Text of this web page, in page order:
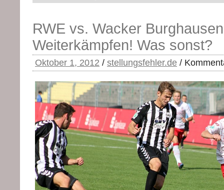
RWE vs. Wacker
Weiterkämpfen! Was sonst?
Oktober 1, 2012 / stellungsfehler.de /